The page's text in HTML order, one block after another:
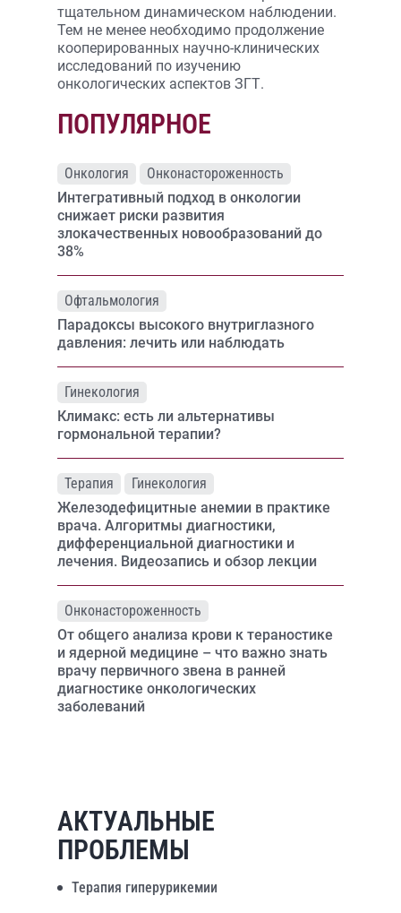
тщательном динамическом наблюдении.
Тем не менее необходимо продолжение
кооперированных научно-клинических
исследований по изучению
онкологических аспектов ЗГТ.
ПОПУЛЯРНОЕ
Онкология
Онконастороженность
Интегративный подход в онкологии
снижает риски развития
злокачественных новообразований до
38%
Офтальмология
Парадоксы высокого внутриглазного
давления: лечить или наблюдать
Гинекология
Климакс: есть ли альтернативы
гормональной терапии?
Терапия
Гинекология
Железодефицитные анемии в практике
врача. Алгоритмы диагностики,
дифференциальной диагностики и
лечения. Видеозапись и обзор лекции
Онконастороженность
От общего анализа крови к тераностике
и ядерной медицине – что важно знать
врачу первичного звена в ранней
диагностике онкологических
заболеваний
АКТУАЛЬНЫЕ
ПРОБЛЕМЫ
Терапия гиперурикемии